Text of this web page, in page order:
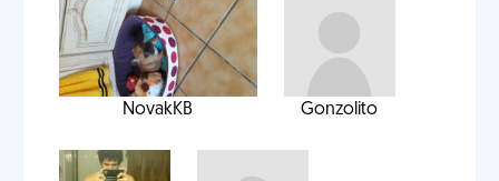
NovakKB Gonzolito